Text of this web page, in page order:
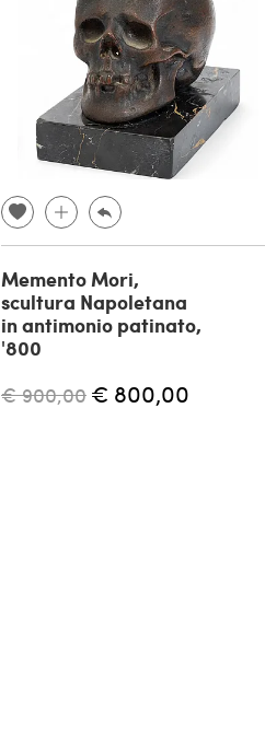
Memento Mori,
scultura Napoletana
in antimonio patinato,
'800
€ 900,00 € 800,00